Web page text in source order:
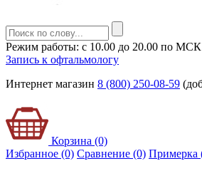
Режим работы: с 10.00 до 20.00 по МСК
Запись к офтальмологу
Интернет магазин 8 (800) 250-08-59
Корзина (0)
Избранное (0) Сравнение (0) Примерка